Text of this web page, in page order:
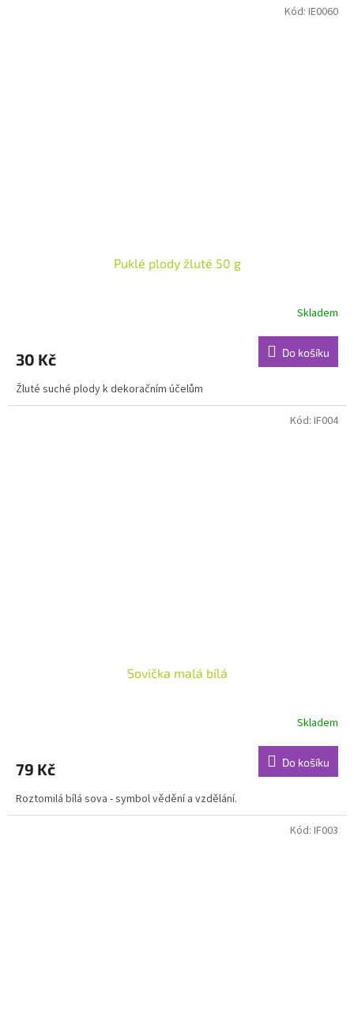
Puklé plody žluté 50 g
Skladem
30 Kč Do košíku
Žluté suché plody k dekoračním účelům
Kód: IE0060
Sovička malá bílá
Skladem
79 Kč Do košíku
Roztomilá bílá sova - symbol vědění a vzdělání.
Kód: IF004
Kód: IF003